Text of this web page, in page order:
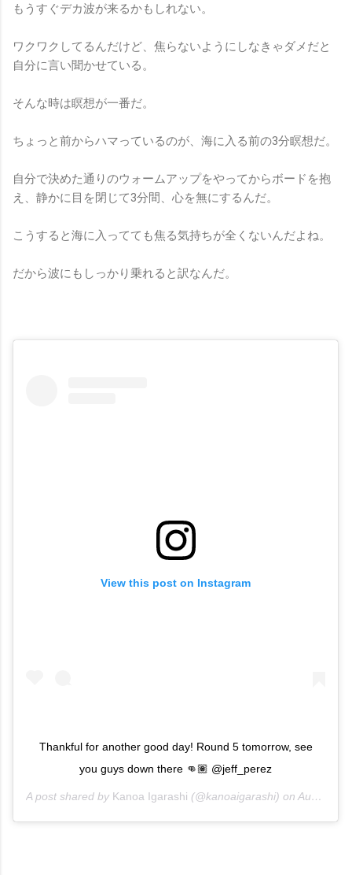
もうすぐデカ波が来るかもしれない。
ワクワクしてるんだけど、焦らないようにしなきゃダメだと
自分に言い聞かせている。
そんな時は瞑想が一番だ。
ちょっと前からハマっているのが、海に入る前の3分瞑想だ。
自分で決めた通りのウォームアップをやってからボードを抱
え、静かに目を閉じて3分間、心を無にするんだ。
こうすると海に入ってても焦る気持ちが全くないんだよね。
だから波にもしっかり乗れると訳なんだ。
View this post on Instagram
Thankful for another good day! Round 5 tomorrow, see
you guys down there 👊🏽 @jeff_perez
A post shared by Kanoa Igarashi (@kanoaigarashi) on Aug 4, 2017 at 8:36pm PDT